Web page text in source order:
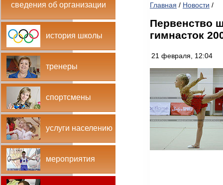
сведения об организации
история школы
тренеры
спортсмены
услуги населению
мероприятия
Главная / Новости /
Первенство
гимнасток
21 февраля, 12:04